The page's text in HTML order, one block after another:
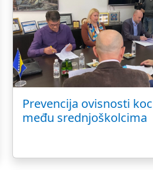
Prevencija ovisnosti
među srednjoškolcima